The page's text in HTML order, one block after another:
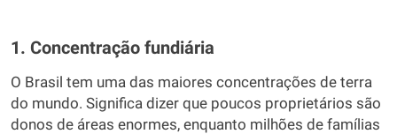
1. Concentração fundiária
O Brasil tem uma das maiores concentrações de terra
do mundo. Significa dizer que poucos proprietários são
donos de áreas enormes, enquanto milhões de famílias